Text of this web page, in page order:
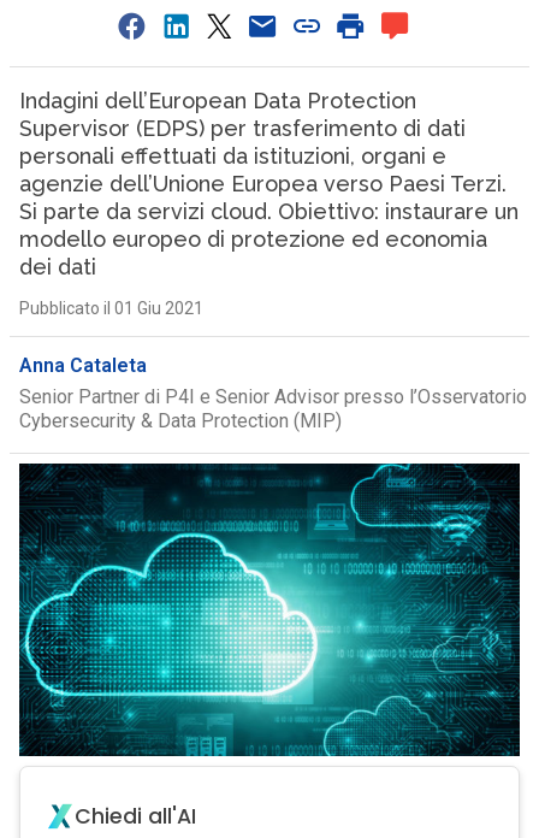
Indagini dell’European Data Protection
Supervisor (EDPS) per trasferimento di dati
personali effettuati da istituzioni, organi e
agenzie dell’Unione Europea verso Paesi Terzi.
Si parte da servizi cloud. Obiettivo: instaurare un
modello europeo di protezione ed economia
dei dati
Pubblicato il 01 Giu 2021
Anna Cataleta
Senior Partner di P4I e Senior Advisor presso l’Osservatorio
Cybersecurity & Data Protection (MIP)
Chiedi all'AI